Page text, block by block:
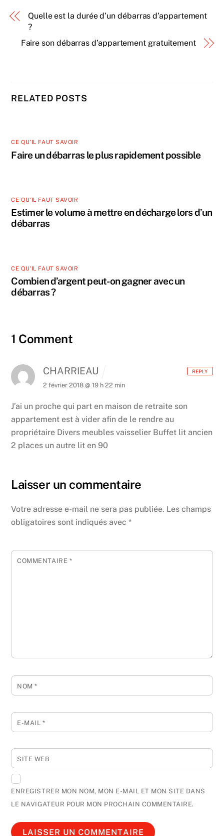
Quelle est la durée d’un débarras d’appartement
?
Faire son débarras d’appartement gratuitement
RELATED POSTS
CE QU'IL FAUT SAVOIR
Faire un débarras le plus rapidement possible
CE QU'IL FAUT SAVOIR
Estimer le volume à mettre en décharge lors d’un
débarras
CE QU'IL FAUT SAVOIR
Combien d’argent peut-on gagner avec un
débarras ?
1 Comment
CHARRIEAU
2 février 2018 @ 19 h 22 min
J’ai un proche qui part en maison de retraite son
appartement est à vider afin de le rendre au
propriétaire Divers meubles vaisselier Buffet lit ancien
2 places un autre lit en 90
REPLY
Laisser un commentaire
Votre adresse e-mail ne sera pas publiée. Les champs
obligatoires sont indiqués avec*
COMMENTAIRE *
NOM*
E-MAIL *
SITE WEB
ENREGISTRER MON NOM, MON E-MAIL ET MON SITE DANS
LE NAVIGATEUR POUR MON PROCHAIN COMMENTAIRE.